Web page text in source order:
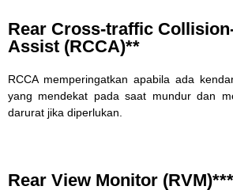
Rear Cross-traffic
Assist (RCCA)**
RCCA memperingatkan apabila ada
yang mendekat pada saat mundur dan
darurat jika diperlukan.
Rear View Monitor (RVM)***